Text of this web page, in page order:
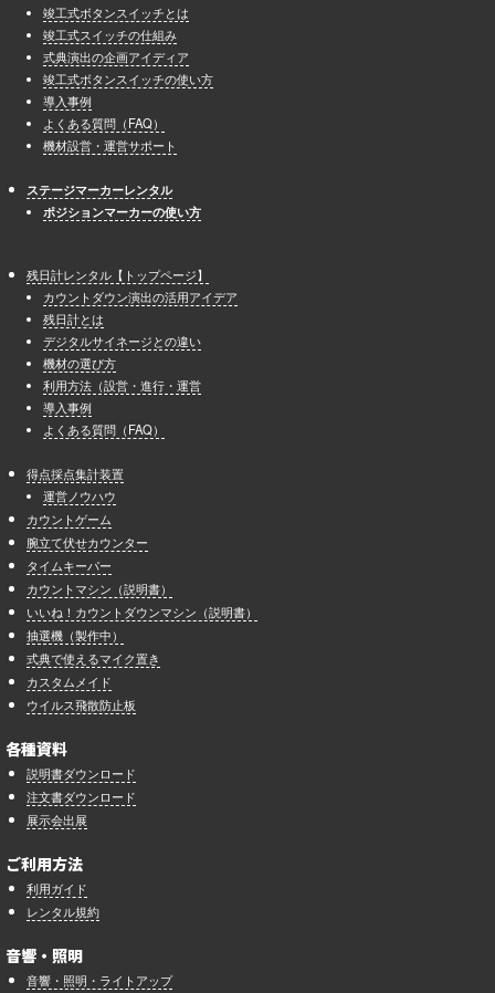
竣工式ボタンスイッチとは
竣工式スイッチの仕組み
式典演出の企画アイディア
竣工式ボタンスイッチの使い方
導入事例
よくある質問（FAQ）
機材設営・運営サポート
ステージマーカーレンタル
ポジションマーカーの使い方
残日計レンタル【トップページ】
カウントダウン演出の活用アイデア
残日計とは
デジタルサイネージとの違い
機材の選び方
利用方法（設営・進行・運営
導入事例
よくある質問（FAQ）
得点採点集計装置
運営ノウハウ
カウントゲーム
腕立て伏せカウンター
タイムキーパー
カウントマシン（説明書）
いいね！カウントダウンマシン（説明書）
抽選機（製作中）
式典で使えるマイク置き
カスタムメイド
ウイルス飛散防止板
各種資料
説明書ダウンロード
注文書ダウンロード
展示会出展
ご利用方法
利用ガイド
レンタル規約
音響・照明
音響・照明・ライトアップ